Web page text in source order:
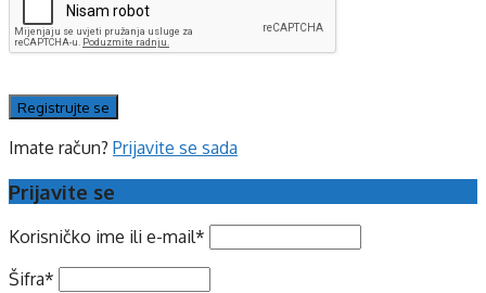
Imate račun? Prijavite se sada
Prijavite se
Korisničko ime ili e-mail*
Šifra*